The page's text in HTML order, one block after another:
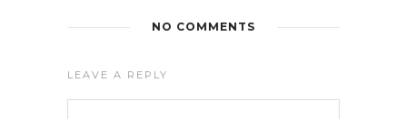
NO COMMENTS
LEAVE A REPLY